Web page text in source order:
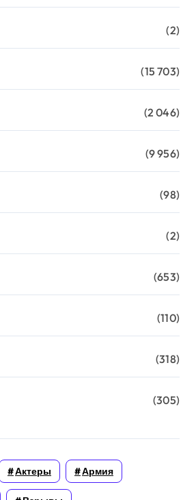
(2)
(15 703)
(2 046)
(9 956)
(98)
(2)
(653)
(110)
(318)
(305)
Актеры Армия